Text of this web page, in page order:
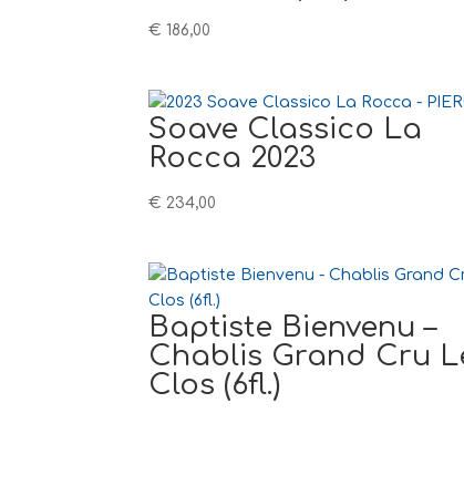
€ 186,00
Soave Classico La
Rocca 2023
€ 234,00
Baptiste Bienvenu –
Chablis Grand Cru
Clos (6fl.)